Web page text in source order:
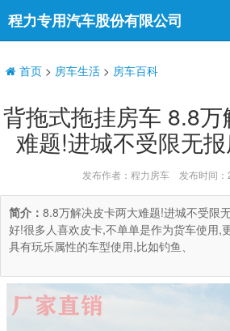
程力专用汽车股份有限公司
首页> 房车生活> 房车百科
背拖式拖挂房车 8.8
难题!进城不受限无
发布作者：程力房车 发布时间
简介： 8.8万解决皮卡两大难题!进城不受限
好!很多人喜欢皮卡,不单单是作为货车使用,
具有玩乐属性的车型使用,比如钓鱼、